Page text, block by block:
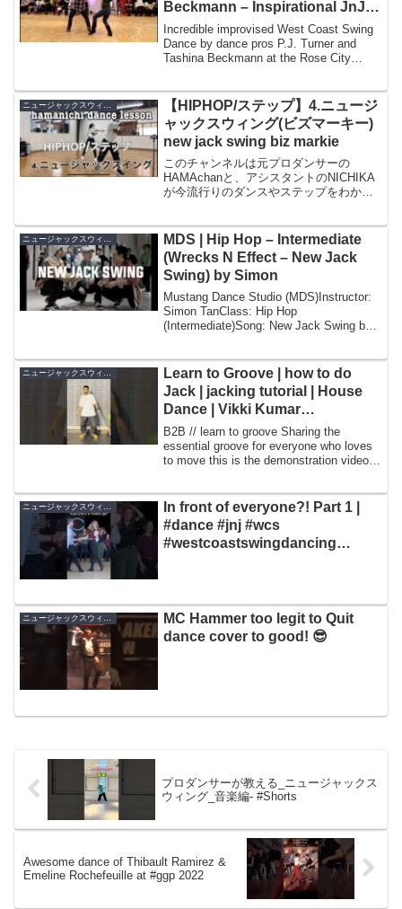
Beckmann – Inspirational JnJ
(2017)
Incredible improvised West Coast Swing
Dance by dance pros P.J. Turner and
Tashina Beckmann at the Rose City
【HIPHOP/ステップ】4.ニュージ
ャックスウィング(ビズマーキー)
new jack swing biz markie
このチャンネルは元プロダンサーの
HAMAchanと、アシスタントのNICHIKA
が今流行りのダンスやステップをわかり
ウィング(ビズマーキー) new jack swi...
MDS | Hip Hop – Intermediate
(Wrecks N Effect – New Jack
Swing) by Simon
Mustang Dance Studio (MDS)Instructor:
Simon TanClass: Hip Hop
(Intermediate)Song: New Jack Swing by
ニュージャックスウィング
Learn to Groove | how to do
Jack | jacking tutorial | House
Dance | Vikki Kumar
#socialdance #music
B2B // learn to groove Sharing the
essential groove for everyone who loves
to move this is the demonstration video
ニュージャックスウィング
In front of everyone?! Part 1 |
#dance #jnj #wcs
#westcoastswingdancing
ニュージャックスウィング
MC Hammer too legit to Quit
dance cover to good! 😎
プロダンサーが教える_ニュージャックス
ウィング_音楽編- #Shorts
Awesome dance of Thibault Ramirez &
Emeline Rochefeuille at #ggp 2022